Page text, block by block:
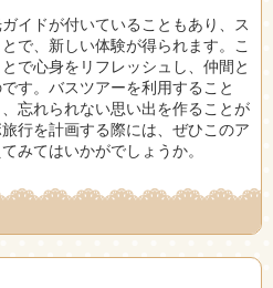
イドが付いていることもあり、ス
で、新しい体験が得られます。こ
で心身をリフレッシュし、仲間と
す。バスツアーを利用すること
忘れられない思い出を作ることが
行を計画する際には、ぜひこのア
みてはいかがでしょうか。